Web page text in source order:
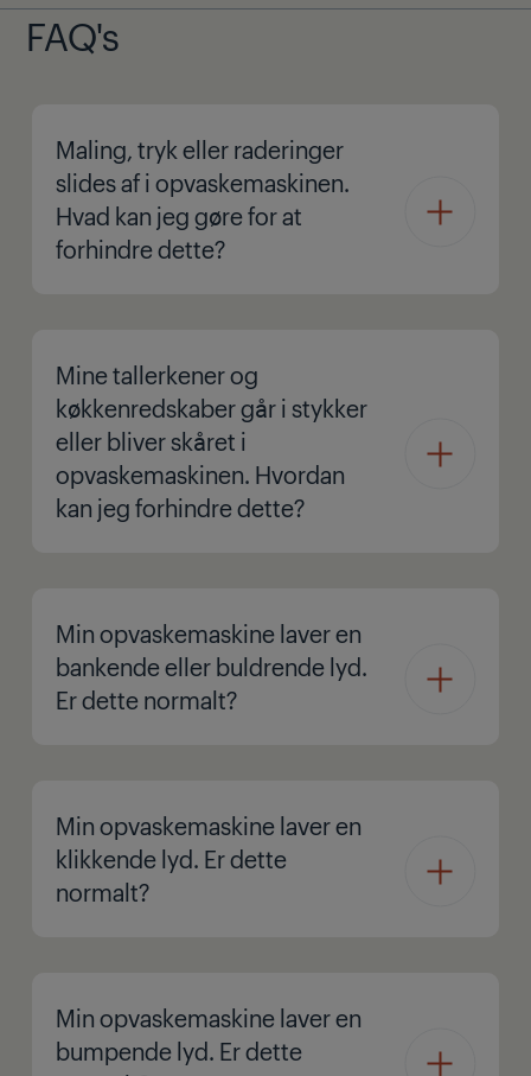
FAQ's
Maling, tryk eller raderinger
slides af i opvaskemaskinen.
Hvad kan jeg gøre for at
forhindre dette?
Mine tallerkener og
køkkenredskaber går i stykker
eller bliver skåret i
opvaskemaskinen. Hvordan
kan jeg forhindre dette?
Min opvaskemaskine laver en
bankende eller buldrende lyd.
Er dette normalt?
Min opvaskemaskine laver en
klikkende lyd. Er dette
normalt?
Min opvaskemaskine laver en
bumpende lyd. Er dette